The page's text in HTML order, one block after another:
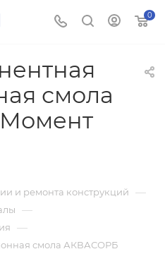
0
смола
и ремонта конструкций —
—
—
смола АКВАСОРБ